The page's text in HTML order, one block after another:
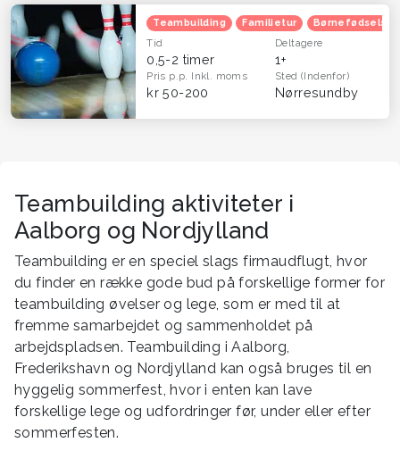
Teambuilding Familietur
Tid
0,5-2 timer
Deltagere
1+
Pris p.p. Inkl. moms
kr 50-200
Sted(Indenfor)
Nørresundby
Teambuilding aktiviteter i
Aalborg og Nordjylland
Teambuilding er en speciel slags firmaudflugt, hvor
du finder en række gode bud på forskellige former for
teambuilding øvelser og lege, som er med til at
fremme samarbejdet og sammenholdet på
arbejdspladsen. Teambuilding i Aalborg,
Frederikshavn og Nordjylland kan også bruges til en
hyggelig sommerfest, hvor i enten kan lave
forskellige lege og udfordringer før, under eller efter
sommerfesten.